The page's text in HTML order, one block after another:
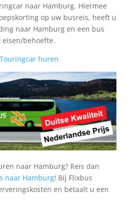
naar Hamburg. Hiermee
op uw busreis, heeft u
naar Hamburg en een bus
behoefte.
Touringcar huren
naar Hamburg? Reis dan
naar Hamburg! Bij Flixbus
en betaalt u een